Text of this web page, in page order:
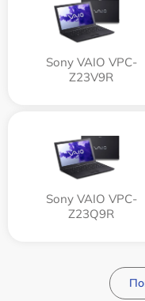
Sony VAIO VPC-
Z23V9R
Sony VAIO VPC-
Z23Q9R